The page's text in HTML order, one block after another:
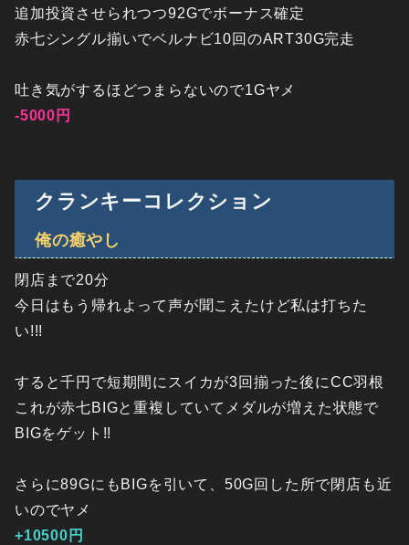
追加投資させられつつ92Gでボーナス確定
赤七シングル揃いでベルナビ10回のART30G完走
吐き気がするほどつまらないので1Gヤメ
-5000円
クランキーコレクション
俺の癒やし
閉店まで20分
今日はもう帰れよって声が聞こえたけど私は打ちた
い!!!
すると千円で短期間にスイカが3回揃った後にCC羽根
これが赤七BIGと重複していてメダルが増えた状態で
BIGをゲット!!
さらに89GにもBIGを引いて、50G回した所で閉店も近
いのでヤメ
+10500円